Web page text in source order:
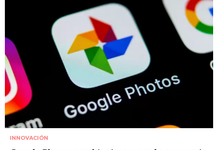
INNOVACIÓN